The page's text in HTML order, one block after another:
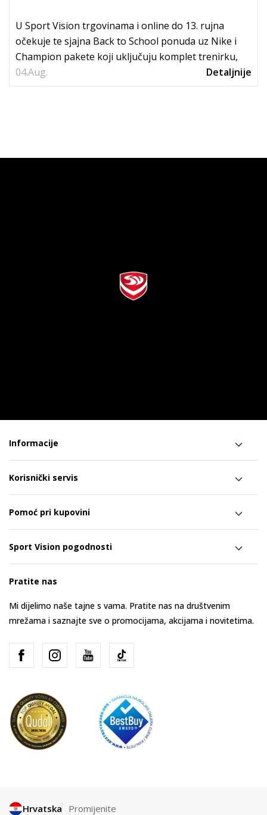
04.Aug.
U Sport Vision trgovinama i online do 13. rujna
očekuje te sjajna Back to School ponuda uz Nike i
Champion pakete koji uključuju komplet trenirku,
tenisice i...
Detaljnije
Informacije
Korisnički servis
Pomoć pri kupovini
Sport Vision pogodnosti
Pratite nas
Mi dijelimo naše tajne s vama. Pratite nas na društvenim
mrežama i saznajte sve o promocijama, akcijama i novitetima.
Hrvatska Promijenite